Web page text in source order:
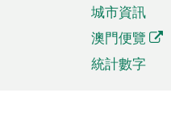
城市資訊
澳門便覽
統計數字